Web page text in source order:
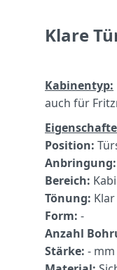
Klare
Kabinentyp:
auch für
Position:
Anbringung:
Bereich:
Tönung: Klar
Form: -
Anzahl
Stärke: - mm